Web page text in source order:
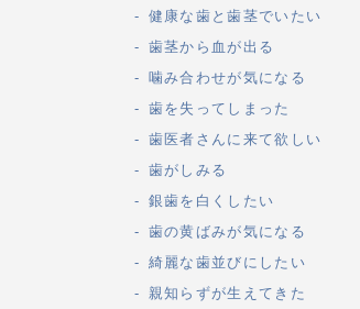
健康な歯と歯茎でいたい
歯茎から血が出る
噛み合わせが気になる
歯を失ってしまった
歯医者さんに来て欲しい
歯がしみる
銀歯を白くしたい
歯の黄ばみが気になる
綺麗な歯並びにしたい
親知らずが生えてきた